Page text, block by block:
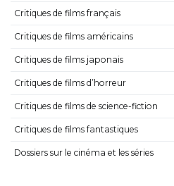
Critiques de films français
Critiques de films américains
Critiques de films japonais
Critiques de films d’horreur
Critiques de films de science-fiction
Critiques de films fantastiques
Dossiers sur le cinéma et les séries